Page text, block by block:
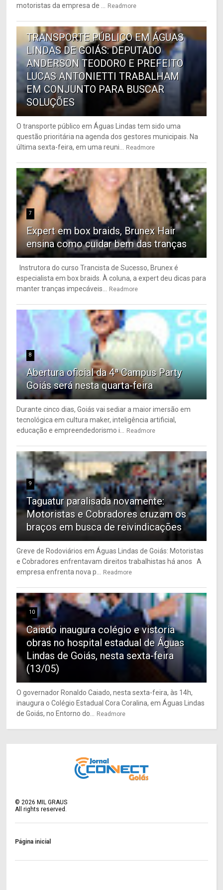
motoristas da empresa de ... Readmore
6
TRANSPORTE PÚBLICO EM ÁGUAS
LINDAS DE GOIÁS: DEPUTADO
ANDERSON TEODORO E PREFEITO
LUCAS ANTONIETTI TRABALHAM
EM CONJUNTO PARA BUSCAR
SOLUÇÕES
O transporte público em Águas Lindas tem sido uma
questão prioritária na agenda dos gestores municipais. Na
última sexta-feira, em uma reuni... Readmore
7
Expert em box braids, Brunex Hair
ensina como cuidar bem das tranças
Instrutora do curso Trancista de Sucesso, Brunex é
especialista em box braids. À coluna, a expert deu dicas para
manter tranças impecáveis... Readmore
8
Abertura oficial da 4ª Campus Party
Goiás será nesta quarta-feira
Durante cinco dias, Goiás vai sediar a maior imersão em
tecnológica em cultura maker, inteligência artificial,
educação e empreendedorismo i... Readmore
9
Taguatur paralisada novamente:
Motoristas e Cobradores cruzam os
braços em busca de reivindicações
Greve de Rodoviários em Águas Lindas de Goiás: Motoristas
e Cobradores enfrentavam direitos trabalhistas há anos A
empresa enfrenta nova p... Readmore
10
Caiado inaugura colégio e vistoria
obras no hospital estadual de Águas
Lindas de Goiás, nesta sexta-feira
(13/05)
O governador Ronaldo Caiado, nesta sexta-feira, às 14h,
inaugura o Colégio Estadual Cora Coralina, em Águas Lindas
de Goiás, no Entorno do... Readmore
©2026 MIL GRAUS
All rights reserved.
Página inicial